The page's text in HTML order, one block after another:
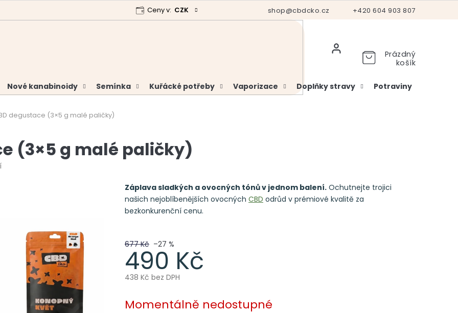
+420 604 903 807
shop@cbdcko.cz
Analýzy a certifikáty Hodnocení obchodu Vrácení a reklamace
Ceny v: CZK
Prázdný
košík
Nové kanabinoidy Semínka Kuřácké potřeby Vaporizace Doplňky stravy Potraviny
degustace (3×5 g malé paličky)
(3×5 g malé paličky)
677 Kč –27 %
490 Kč
438 Kč bez DPH
cena:
Momentálně nedostupné
Záplava sladkých a ovocných tónů v jednom balení. Ochutnejte trojici
našich nejoblíbenějších ovocných CBD odrůd v prémiové kvalitě za
bezkonkurenční cenu.